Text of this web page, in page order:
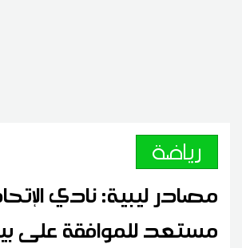
رياضة
مصادر ليبية: نادي
مستعد للموافقة على